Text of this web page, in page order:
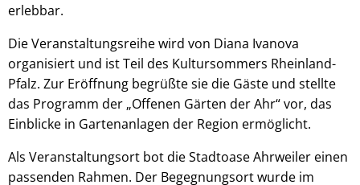
erlebbar.
Die Veranstaltungsreihe wird von Diana Ivanova
organisiert und ist Teil des Kultursommers Rheinland-
Pfalz. Zur Eröffnung begrüßte sie die Gäste und stellte
das Programm der „Offenen Gärten der Ahr“ vor, das
Einblicke in Gartenanlagen der Region ermöglicht.
Als Veranstaltungsort bot die Stadtoase Ahrweiler einen
passenden Rahmen. Der Begegnungsort wurde im